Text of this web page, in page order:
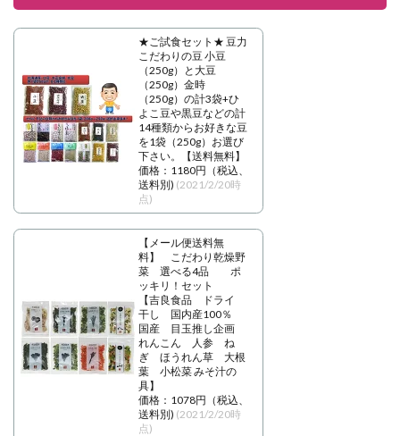
★ご試食セット★ 豆力
こだわりの豆 小豆
（250g）と大豆
（250g）金時
（250g）の計3袋+ひ
よこ豆や黒豆などの計
14種類からお好きな豆
を1袋（250g）お選び
下さい。【送料無料】
価格：1180円（税込、
送料別) (2021/2/20時
点)
【メール便送料無
料】 こだわり乾燥野
菜 選べる4品 ポ
ッキリ！セット
【吉良食品 ドライ
干し 国内産100％
国産 目玉推し企画
れんこん 人参 ね
ぎ ほうれん草 大根
葉 小松菜 みそ汁の
具】
価格：1078円（税込、
送料別) (2021/2/20時
点)